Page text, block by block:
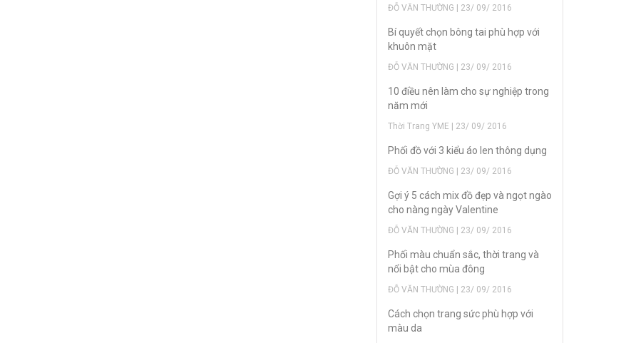
ĐỖ VĂN THƯỜNG | 23/ 09/ 2016
Bí quyết chọn bông tai phù hợp với
khuôn mặt
ĐỖ VĂN THƯỜNG | 23/ 09/ 2016
10 điều nên làm cho sự nghiệp trong
năm mới
Thời Trang YME | 23/ 09/ 2016
Phối đồ với 3 kiểu áo len thông dụng
ĐỖ VĂN THƯỜNG | 23/ 09/ 2016
Gợi ý 5 cách mix đồ đẹp và ngọt ngào
cho nàng ngày Valentine
ĐỖ VĂN THƯỜNG | 23/ 09/ 2016
Phối màu chuẩn sắc, thời trang và
nổi bật cho mùa đông
ĐỖ VĂN THƯỜNG | 23/ 09/ 2016
Cách chọn trang sức phù hợp với
màu da